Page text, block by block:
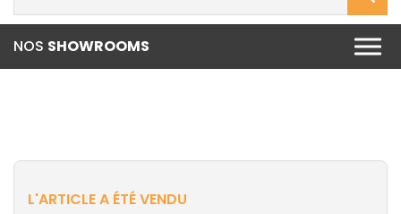
NOS SHOWROOMS
L'ARTICLE A ÉTÉ VENDU